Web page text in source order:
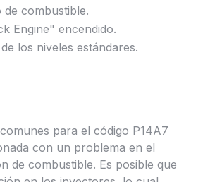
combustible.
Engine" encendido.
los niveles estándares.
para el código P14A7
con un problema en el
de combustible. Es posible que